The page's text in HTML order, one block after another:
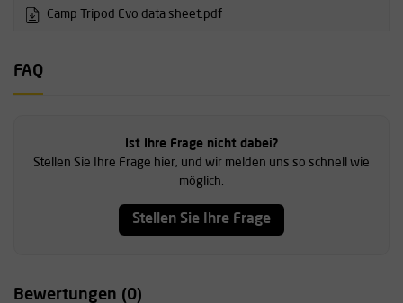
Camp Tripod Evo data sheet.pdf
FAQ
Ist Ihre Frage nicht dabei?
Stellen Sie Ihre Frage hier, und wir melden uns so schnell wie
möglich.
Stellen Sie Ihre Frage
Bewertungen (0)